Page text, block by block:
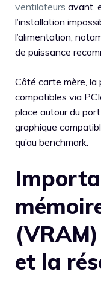
ventilateurs avant,
l’installation
l’alimentation,
de puissance
Côté carte mère,
compatibles via
place autour du
graphique
qu’au benchmark.
et la